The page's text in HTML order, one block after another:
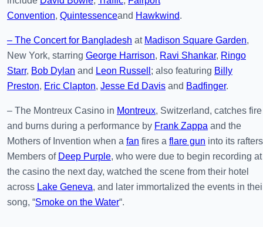
Convention, Quintessenceand Hawkwind.
– The Concert for Bangladesh at Madison Square Garden,
New York, starring George Harrison, Ravi Shankar, Ringo
Starr, Bob Dylan and Leon Russell ; also featuring Billy
Preston, Eric Clapton, Jesse Ed Davis and Badfinger.
– The Montreux Casino in Montreux, Switzerland, catches fire
and burns during a performance by Frank Zappa and the
Mothers of Invention when a fan fires a flare gun into its
Members of Deep Purple, who were due to begin recording at
the casino the next day, watched the scene from their hotel
across Lake Geneva, and later immortalized the events in
song, “Smoke on the Water“.